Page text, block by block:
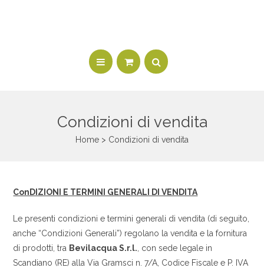
Condizioni di vendita
Home > Condizioni di vendita
ConDIZIONI E TERMINI GENERALI DI VENDITA
Le presenti condizioni e termini generali di vendita (di seguito,
anche “Condizioni Generali”) regolano la vendita e la fornitura
di prodotti, tra Bevilacqua S.r.l. , con sede legale in
Scandiano (RE) alla Via Gramsci n. 7/A, Codice Fiscale e P. IVA